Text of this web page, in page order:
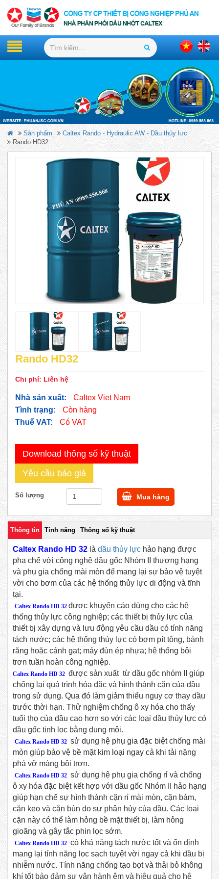
Sản phẩm
Caltex Rando - Hydraulic AW - Dầu thủy lực
Rando HD32
Rando HD32
Chi phí: Liên hệ
Nhà sản xuất:
Caltex Viet Nam
Tình trạng:
Còn hàng
Thuế VAT:
Có VAT
Download thông số kỹ thuật
Yêu cầu báo giá
Số lượng Mua hàng
Thông tin Tính năng Thông số kỹ thuật
Caltex Rando HD 32 là dầu thủy lực hảo hạng được
pha chế với công nghệ dầu gốc Nhóm II thượng hạng
và phụ gia chống mài mòn để mang lại sự bảo vệ tuyệt
vời cho bơm của các hệ thống thủy lực di động và tĩnh
tại.
Caltex Rando HD 32 được khuyến cáo dùng cho các hệ
thống thủy lực công nghiệp; các thiết bị thủy lực của
thiết bị xây dựng và lưu động yêu cầu dầu có tính năng
tách nước; các hệ thống thủy lực có bơm pít tông, bánh
răng hoặc cánh gạt; máy đùn ép nhựa; hệ thống bôi
trơn tuần hoàn công nghiệp.
Caltex Rando HD 32 được sản xuất từ dầu gốc nhóm II giúp
chống lại quá trình hóa đặc và hình thành cặn của dầu
trong sử dụng. Qua đó làm giảm thiểu nguy cơ thay dầu
trước thời hạn. Thử nghiệm chống ô xy hóa cho thấy
tuổi thọ của dầu cao hơn so với các loại dầu thủy lực có
dầu gốc tinh lọc bằng dung môi.
Caltex Rando HD 32 sử dụng hệ phụ gia đặc biệt chống mài
mòn giúp bảo vệ bề mặt kim loại ngay cả khi tải nặng
phá vỡ màng bôi trơn.
Caltex Rando HD 32 sử dụng hệ phụ gia chống rỉ và chống
ô xy hóa đặc biệt kết hợp với dầu gốc Nhóm II hảo hạng
giúp hạn chế sự hình thành cặn rỉ mài mòn, cặn bám,
cặn keo và cặn bùn do sự phân hủy của dầu. Các loại
cặn này có thể làm hỏng bề mặt thiết bị, làm hỏng
gioăng và gây tắc phin lọc sớm.
Caltex Rando HD 32 có khả năng tách nước tốt và ổn định
mang lại tính năng lọc sạch tuyệt vời ngay cả khi dầu bị
nhiễm nước. Tính năng chống tạo bọt và thải bỏ không
khí tốt bảo đảm sự vận hành êm và hiệu quả cho hệ